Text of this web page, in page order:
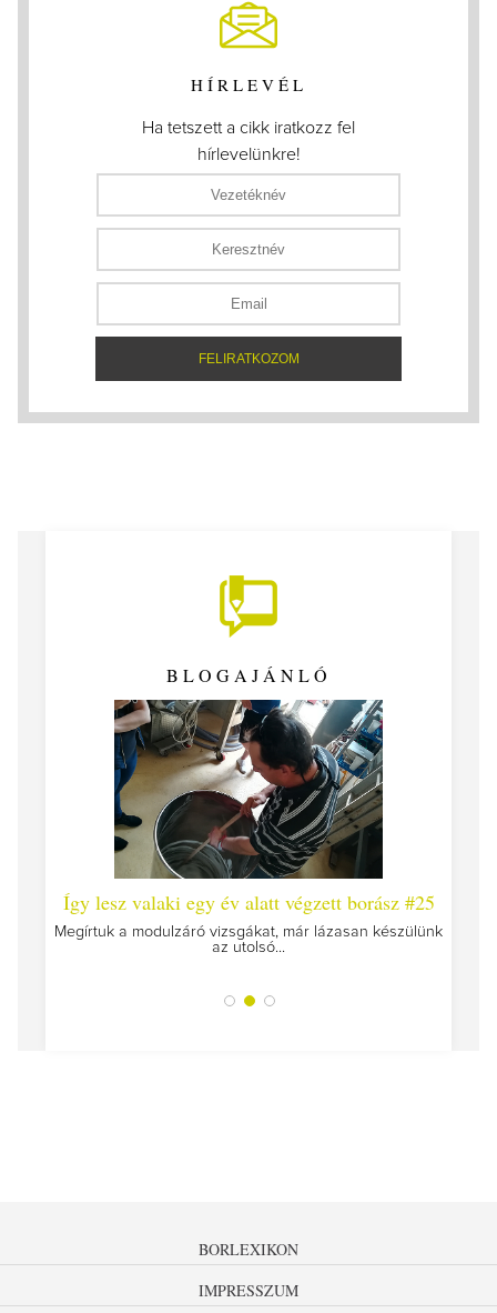
HÍRLEVÉL
Ha tetszett a cikk iratkozz fel
hírlevelünkre!
BLOGAJÁNLÓ
Így lesz valaki egy év alatt végzett borász #25
Megírtuk a modulzáró vizsgákat, már lázasan készülünk
az utolsó...
BORLEXIKON
IMPRESSZUM